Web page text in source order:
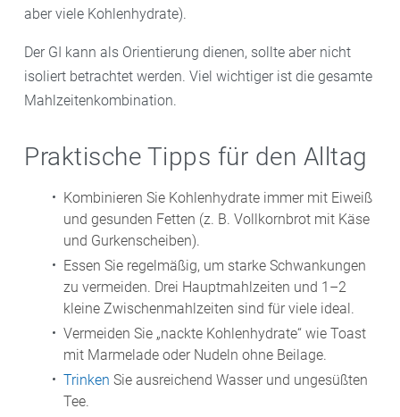
aber viele Kohlenhydrate).
Der GI kann als Orientierung dienen, sollte aber nicht
isoliert betrachtet werden. Viel wichtiger ist die gesamte
Mahlzeitenkombination.
Praktische Tipps für den Alltag
Kombinieren Sie Kohlenhydrate immer mit Eiweiß
und gesunden Fetten (z. B. Vollkornbrot mit Käse
und Gurkenscheiben).
Essen Sie regelmäßig, um starke Schwankungen
zu vermeiden. Drei Hauptmahlzeiten und 1–2
kleine Zwischenmahlzeiten sind für viele ideal.
Vermeiden Sie „nackte Kohlenhydrate“ wie Toast
mit Marmelade oder Nudeln ohne Beilage.
Trinken Sie ausreichend Wasser und ungesüßten
Tee.